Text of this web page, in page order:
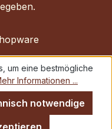
um eine bestmögliche
Informationen ...
notwendige